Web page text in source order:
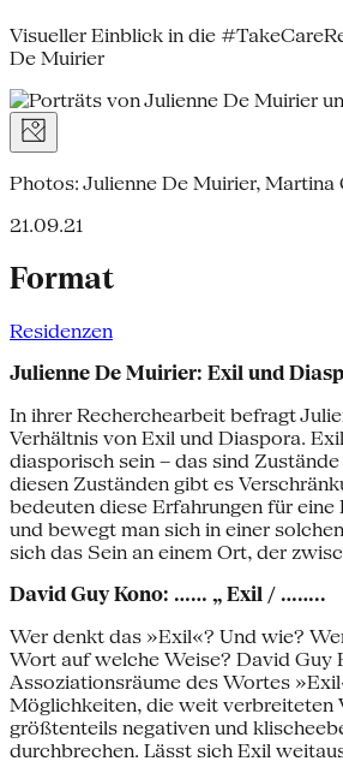
Visueller Einblick in die
De Muirier
Photos: Julienne De Muirier, Martina
21.09.21
Format
Residenzen
Julienne De Muirier: Exil und
In ihrer Recherchearbeit befragt
Verhältnis von Exil und Diaspora.
diasporisch sein – das sind
diesen Zuständen gibt es
bedeuten diese Erfahrungen für
und bewegt man sich in einer
sich das Sein an einem Ort, der
David Guy Kono: …... „ Exil / ........
Wer denkt das »Exil«? Und wie?
Wort auf welche Weise? David Guy
Assoziationsräume des Wortes
Möglichkeiten, die weit verbreiteten
größtenteils negativen und
durchbrechen. Lässt sich Exil